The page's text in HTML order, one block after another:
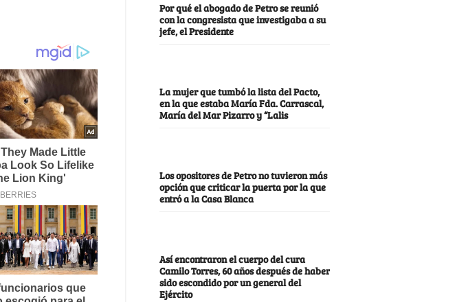
Por qué el abogado de Petro se reunió
con la congresista que investigaba a su
jefe, el Presidente
La mujer que tumbó la lista del Pacto,
en la que estaba María Fda. Carrascal,
María del Mar Pizarro y “Lalis
Los opositores de Petro no tuvieron más
opción que criticar la puerta por la que
entró a la Casa Blanca
Así encontraron el cuerpo del cura
Camilo Torres, 60 años después de haber
sido escondido por un general del
Ejército